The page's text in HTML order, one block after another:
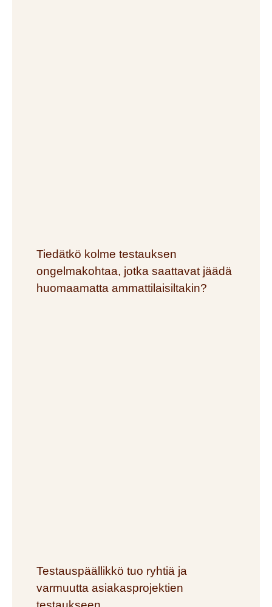
Tiedätkö kolme testauksen
ongelmakohtaa, jotka saattavat jäädä
huomaamatta ammattilaisiltakin?
Testauspäällikkö tuo ryhtiä ja
varmuutta asiakasprojektien